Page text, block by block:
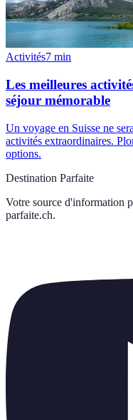
Activités7 min
Les meilleures
séjour mémorable
Un voyage en Suisse ne
activités extraordinaires.
options.
Destination Parfaite
Votre source d'information
parfaite.ch.